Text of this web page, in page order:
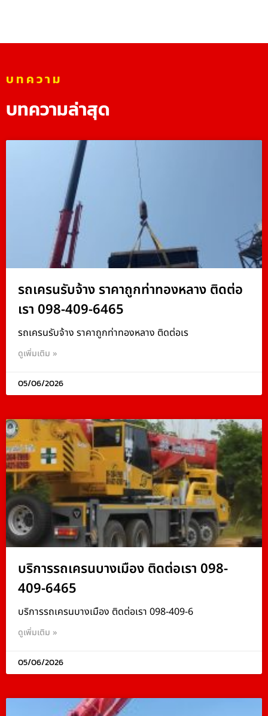
บทความ
บทความล่าสุด
รถเครนรับจ้าง ราคาถูกท่าทองหลาง ติดต่อ
เรา 098-409-6465
รถเครนรับจ้าง ราคาถูกท่าทองหลาง ติดต่อเร
ดูเพิ่มเติม »
05/06/2026
บริการรถเครนบางเมือง ติดต่อเรา 098-
409-6465
บริการรถเครนบางเมือง ติดต่อเรา 098-409-6
ดูเพิ่มเติม »
05/06/2026